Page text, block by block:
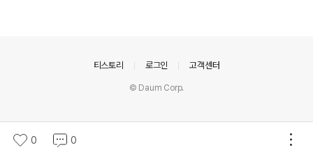
0 0
티스토리 로그인 고객센터
© Daum Corp.